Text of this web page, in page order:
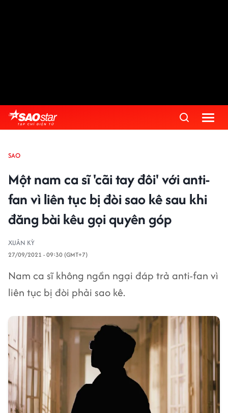
SAO
Một nam ca sĩ 'cãi tay đôi' với anti-
fan vì liên tục bị đòi sao kê sau khi
đăng bài kêu gọi quyên góp
XUÂN KỲ
27/09/2021 - 09:30 (GMT+7)
Nam ca sĩ không ngần ngại đáp trả anti-fan vì
liên tục bị đòi phải sao kê.